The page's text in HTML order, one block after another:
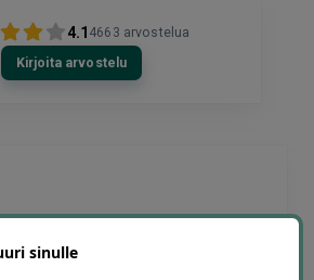
4.1 4663 arvostelua
Kirjoita arvostelu
sinulle